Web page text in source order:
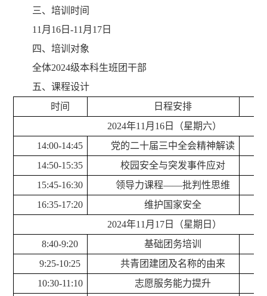
三、培训时间
11 月 16 日-11 月 17 日
四、培训对象
全体2024级本科生班团干部
五、课程设计
时间
日程安排
2024年11月16日（星期六）
14:00-14:45 党的二十届三中全会精神解读
14:50-15:35 校园安全与突发事件应对
1 5:45-16:30 领导力课程——批判性思维
16:35-17:20
维护国家安全
2024年11月17日（星期日）
8:40-9:20 基础团务培训
9:25-10:25
共青团建团及名称的由来
10:30-11:10
志愿服务能力提升